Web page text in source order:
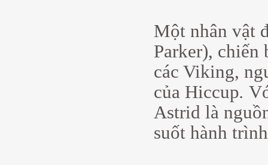
Một nhân vật
Parker), chiến
các Viking,
của Hiccup.
Astrid là
suốt hành